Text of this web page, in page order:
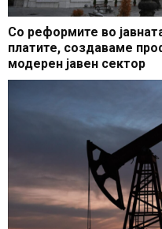
Со реформите во
платите, создаваме
модерен јавен сектор